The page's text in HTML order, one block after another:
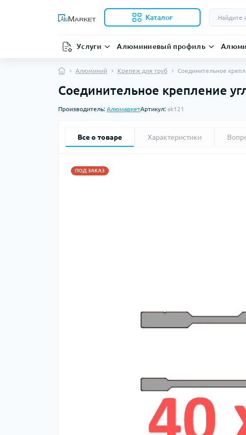
Каталог
Услуги Алюминиевый профиль
Алюминий Крепеж для труб Соединительное
Соединительное крепление
Производитель: АлюмаркетАртикул: ak121
Все о товаре Характеристики
ПОД ЗАКАЗ